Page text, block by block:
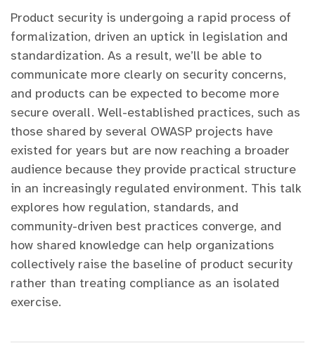
Product security is undergoing a rapid process of
formalization, driven an uptick in legislation and
standardization. As a result, we’ll be able to
communicate more clearly on security concerns,
and products can be expected to become more
secure overall. Well-established practices, such as
those shared by several OWASP projects have
existed for years but are now reaching a broader
audience because they provide practical structure
in an increasingly regulated environment. This talk
explores how regulation, standards, and
community-driven best practices converge, and
how shared knowledge can help organizations
collectively raise the baseline of product security
rather than treating compliance as an isolated
exercise.